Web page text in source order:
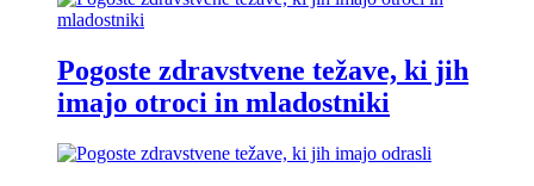
Pogoste zdravstvene težave, ki jih
imajo otroci in mladostniki